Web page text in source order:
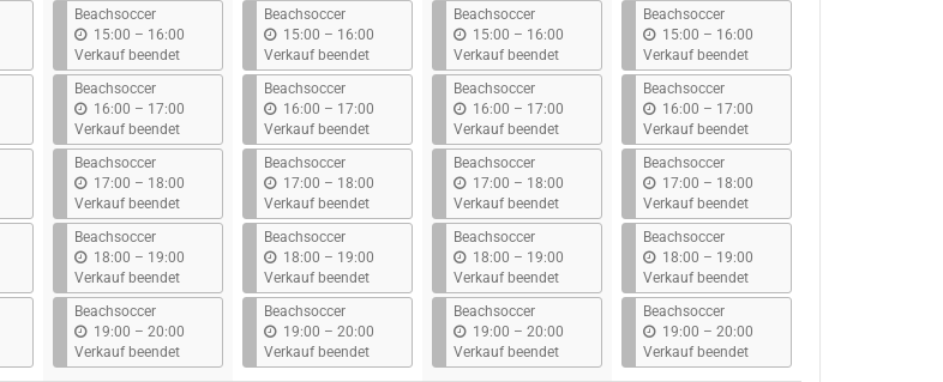
Beachsoccer
15:00 – b
i
s
16:00
Verkauf beendet
Beachsoccer
16:00 – b
i
s
17:00
Verkauf beendet
Beachsoccer
17:00 – b
i
s
18:00
Verkauf beendet
Beachsoccer
18:00 – b
i
s
19:00
Verkauf beendet
Beachsoccer
19:00 – b
i
s
20:00
Verkauf beendet
Beachsoccer
15:00 – b
i
s
16:00
Verkauf beendet
Beachsoccer
16:00 – b
i
s
17:00
Verkauf beendet
Beachsoccer
17:00 – b
i
s
18:00
Verkauf beendet
Beachsoccer
18:00 – b
i
s
19:00
Verkauf beendet
Beachsoccer
19:00 – b
i
s
20:00
Verkauf beendet
Beachsoccer
15:00 – b
i
s
16:00
Verkauf beendet
Beachsoccer
16:00 – b
i
s
17:00
Verkauf beendet
Beachsoccer
17:00 – b
i
s
18:00
Verkauf beendet
Beachsoccer
18:00 – b
i
s
19:00
Verkauf beendet
Beachsoccer
19:00 – b
i
s
20:00
Verkauf beendet
Beachsoccer
15:00 – b
i
s
16:00
Verkauf beendet
Beachsoccer
16:00 – b
i
s
17:00
Verkauf beendet
Beachsoccer
17:00 – b
i
s
18:00
Verkauf beendet
Beachsoccer
18:00 – b
i
s
19:00
Verkauf beendet
Beachsoccer
19:00 – b
i
s
20:00
Verkauf beendet